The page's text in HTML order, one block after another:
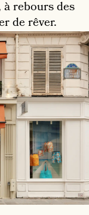
rebours des
de rêver.